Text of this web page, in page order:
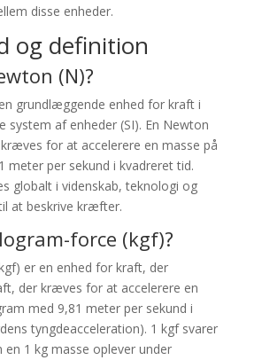
disse enheder.
og definition
(N)?
grundlæggende enhed for kraft i
system af enheder (SI). En Newton
for at accelerere en masse på
meter per sekund i kvadreret tid.
globalt i videnskab, teknologi og
at beskrive kræfter.
force (kgf)?
er en enhed for kraft, der
der kræves for at accelerere en
med 9,81 meter per sekund i
tyngdeacceleration). 1 kgf svarer
1 kg masse oplever under